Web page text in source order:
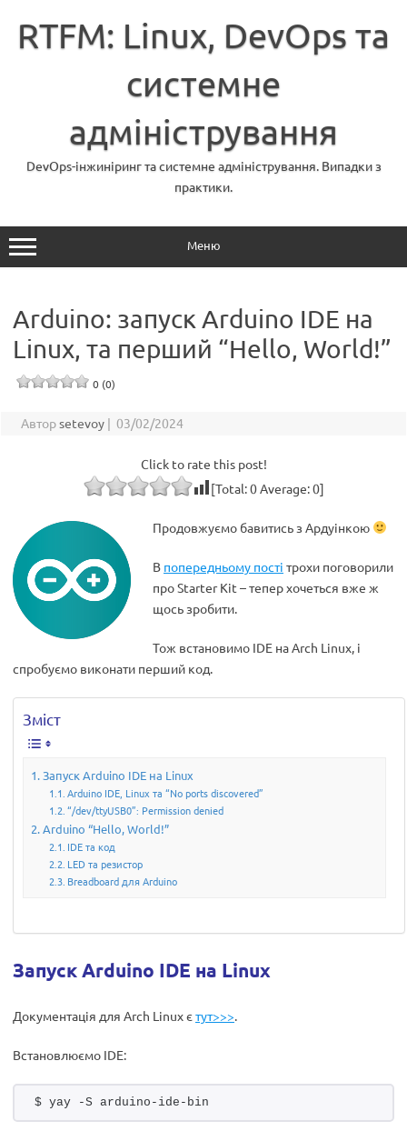
вмістуRTFM: Linux, DevOps та
системне
адміністрування
DevOps-інжиніринг та системне адміністрування. Випадки з
практики.
Меню
Arduino: запуск Arduino IDE на
Linux, та перший “Hello, World!”
0 (0)
Авторsetevoy | 03/02/2024
Click to rate this post!
[Total:0Average:0]
Продовжуємо бавитись з Ардуінкою
В попередньому пості трохи поговорили
про Starter Kit – тепер хочеться вже ж
щось зробити.
Тож встановимо IDE на Arch Linux, і
спробуємо виконати перший код.
Зміст
Запуск Arduino IDE на Linux
Arduino IDE, Linux та “No ports discovered”
“/dev/ttyUSB0”: Permission denied
Arduino “Hello, World!”
IDE та код
LED та резистор
Breadboard для Arduino
Запуск Arduino IDE на Linux
Документація для Arch Linux єтут>>>.
Встановлюємо IDE:
$ yay -S arduino-ide-bin